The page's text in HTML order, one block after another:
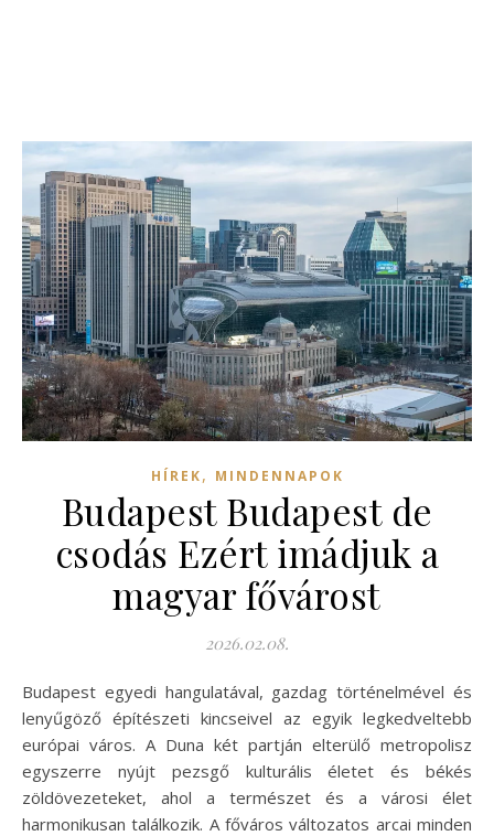
HÍREK, MINDENNAPOK
Budapest Budapest de
csodás Ezért imádjuk a
magyar fővárost
2026.02.08.
Budapest egyedi hangulatával, gazdag történelmével és
lenyűgöző építészeti kincseivel az egyik legkedveltebb
európai város. A Duna két partján elterülő metropolisz
egyszerre nyújt pezsgő kulturális életet és békés
zöldövezeteket, ahol a természet és a városi élet
harmonikusan találkozik. A főváros változatos arcai minden